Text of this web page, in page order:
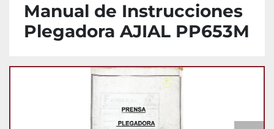
Manual de Instrucciones
Plegadora AJIAL PP653M